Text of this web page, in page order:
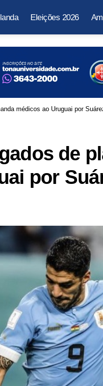
Eleições 2026
médicos ao Uruguai por
de
por